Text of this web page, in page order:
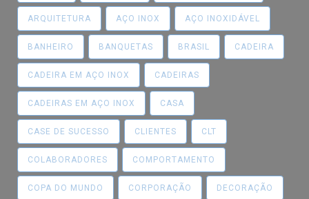
ARQUITETURA AÇO INOX AÇO INOXIDÁVEL
BANHEIRO BANQUETAS BRASIL CADEIRA
CADEIRA EM AÇO INOX CADEIRAS
CADEIRAS EM AÇO INOX CASA
CASE DE SUCESSO CLIENTES CLT
COLABORADORES COMPORTAMENTO
COPA DO MUNDO CORPORAÇÃO DECORAÇÃO